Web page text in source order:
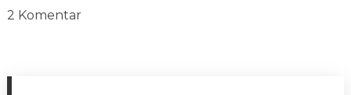
2 Komentar